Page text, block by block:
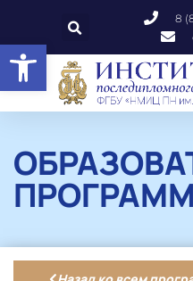
Открыть панель
8